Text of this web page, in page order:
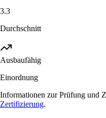
3.3
Durchschnitt
Ausbaufähig
Einordnung
Informationen zur Prüfung und
Zertifizierung.